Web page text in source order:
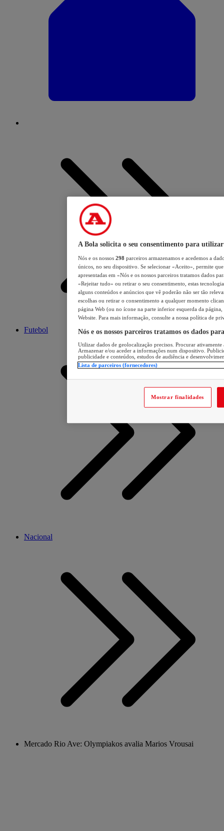
Futebol
Nacional
Mercado Rio Ave: Olympiakos avalia Marios Vrousai
A Bola solicita o seu consentimento para utilizar
Nós e os nossos 298 parceiros armazenamos e acedemos a
únicos, no seu dispositivo. Se selecionar «Aceito», permite
apresentadas em «Nós e os nossos parceiros tratamos dados
«Rejeitar tudo» ou retirar o seu consentimento, estas
alguns conteúdos e anúncios que vê poderão não ser tão
escolhas ou retirar o consentimento a qualquer momento
página Web (ou no ícone na parte inferior esquerda da página,
Website. Para mais informação, consulte a nossa política de
Nós e os nossos parceiros tratamos os dados
Utilizar dados de geolocalização precisos. Procurar
Armazenar e/ou aceder a informações num dispositivo.
publicidade e conteúdos, estudos de audiência e
Lista de parceiros (fornecedores)
Mostrar finalidades